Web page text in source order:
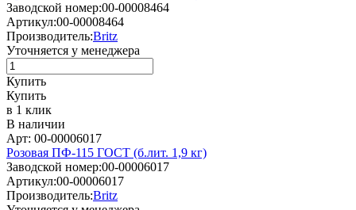
Заводской номер:00-00008464
Артикул:00-00008464
Производитель:Britz
Уточняется у менеджера
Купить
Купить
в 1 клик
В наличии
Арт: 00-00006017
Розовая ПФ-115 ГОСТ (б.лит. 1,9 кг)
Заводской номер:00-00006017
Артикул:00-00006017
Производитель:Britz